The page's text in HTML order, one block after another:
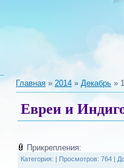
Главная » 2014 » Декабрь »
Евреи и
Прикрепления:
Категория: Просмотров: 764 |